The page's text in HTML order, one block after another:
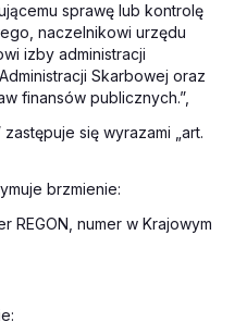
sprawę lub kontrolę
naczelnikowi urzędu
izby administracji
Skarbowej oraz
finansów publicznych.”,
się wyrazami „art.
brzmienie:
REGON, numer w Krajowym